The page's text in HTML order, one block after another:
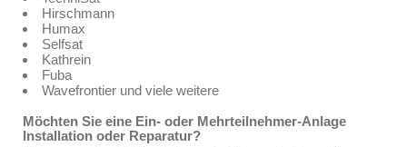
Hirschmann
Humax
Selfsat
Kathrein
Fuba
Wavefrontier und viele weitere
Möchten Sie eine Ein- oder Mehrteilnehmer-Anlage
Installation oder Reparatur?